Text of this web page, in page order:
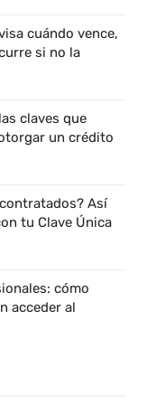
cuándo vence,
si no la
claves que
un crédito
Así
tu Clave Única
cómo
acceder al